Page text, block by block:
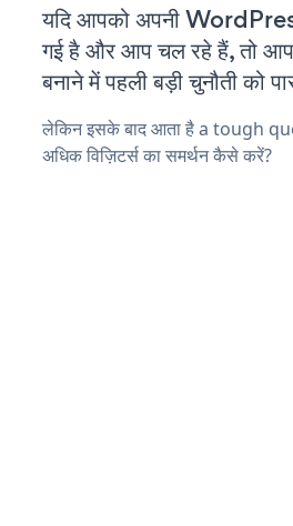
यदि आपको अपनी
गई है और आप चल रहे हैं, तो
बनाने में पहली बड़ी चुनौती को
लेकिन इसके बाद आता है a tough
अधिक विज़िटर्स का समर्थन कैसे करें?